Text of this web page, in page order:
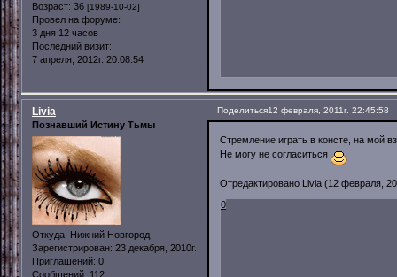
Возраст: 36 [1989-10-02]
Провел на форуме:
3 дня 12 часов
Последний визит:
7 апреля, 2012г. 20:08:54
Поделиться12 февраля, 2011г. 22:45:58
Livia
Познавший Истину Тьмы
Откуда: Нижний Новгород
Зарегистрирован: 23 декабря, 2010г.
Приглашений: 0
Сообщений: 112
Стремление играть в консте, на мой
Не могу не согласиться
Отредактировано Livia (12 февраля,
0